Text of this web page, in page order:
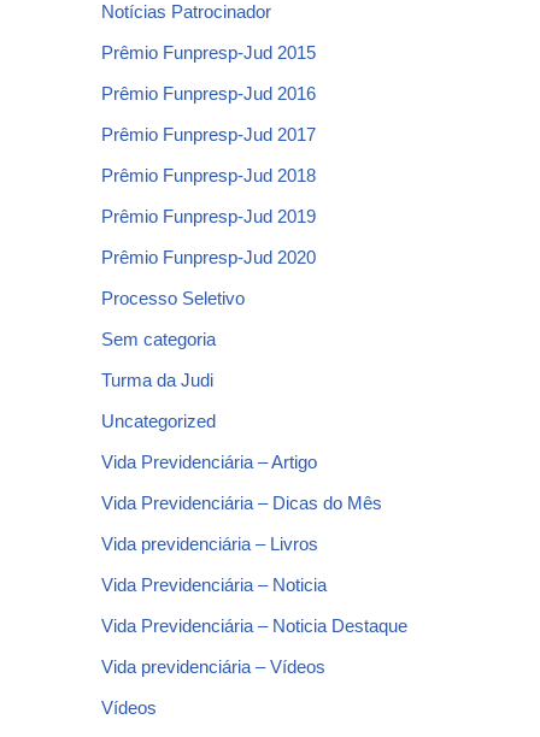
Notícias Patrocinador
Prêmio Funpresp-Jud 2015
Prêmio Funpresp-Jud 2016
Prêmio Funpresp-Jud 2017
Prêmio Funpresp-Jud 2018
Prêmio Funpresp-Jud 2019
Prêmio Funpresp-Jud 2020
Processo Seletivo
Sem categoria
Turma da Judi
Uncategorized
Vida Previdenciária – Artigo
Vida Previdenciária – Dicas do Mês
Vida previdenciária – Livros
Vida Previdenciária – Noticia
Vida Previdenciária – Noticia Destaque
Vida previdenciária – Vídeos
Vídeos